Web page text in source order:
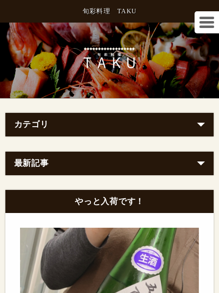
旬彩料理 TAKU
カテゴリ
最新記事
やっと入荷です！